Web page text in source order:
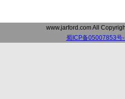
www.jarford.com All
蜀ICP备05007853号